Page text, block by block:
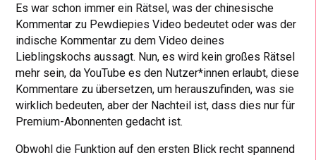
Es war schon immer ein Rätsel, was der chinesische
Kommentar zu Pewdiepies Video bedeutet oder was der
indische Kommentar zu dem Video deines
Lieblingskochs aussagt. Nun, es wird kein großes Rätsel
mehr sein, da YouTube es den Nutzer*innen erlaubt, diese
Kommentare zu übersetzen, um herauszufinden, was sie
wirklich bedeuten, aber der Nachteil ist, dass dies nur für
Premium-Abonnenten gedacht ist.
Obwohl die Funktion auf den ersten Blick recht spannend